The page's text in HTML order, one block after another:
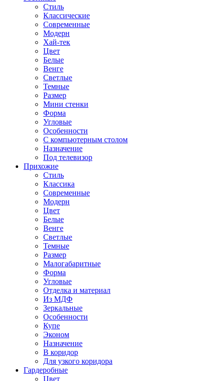
Стиль
Классические
Современные
Модерн
Хай-тек
Цвет
Белые
Венге
Светлые
Темные
Размер
Мини стенки
Форма
Угловые
Особенности
С компьютерным столом
Назначение
Под телевизор
Прихожие
Стиль
Классика
Современные
Модерн
Цвет
Белые
Венге
Светлые
Темные
Размер
Малогабаритные
Форма
Угловые
Отделка и материал
Из МДФ
Зеркальные
Особенности
Купе
Эконом
Назначение
В коридор
Для узкого коридора
Гардеробные
Цвет